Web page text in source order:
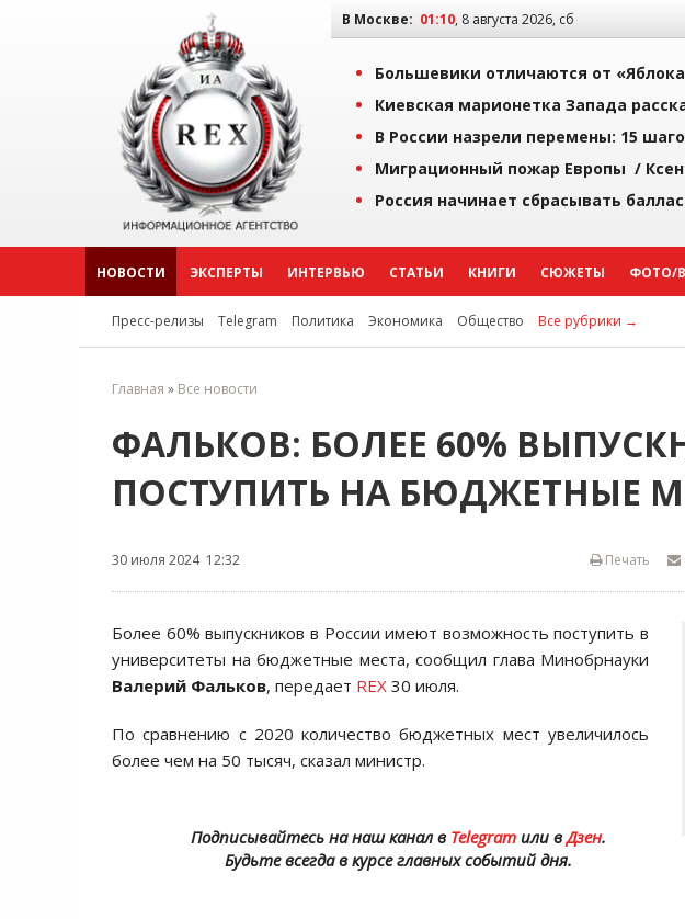
В Москве: 01:10, 8 августа 2026, сб
Большевики отличаются от
Киевская марионетка Запада
В России назрели перемены: 15
Миграционный пожар Европы /
Россия начинает сбрасывать
НОВОСТИ ЭКСПЕРТЫ ИНТЕРВЬЮ СТАТЬИ КНИГИ СЮЖЕТЫ ФОТО/
Пресс-релизы Telegram Политика Экономика Общество Все рубрики →
Главная » Все новости
ФАЛЬКОВ: БОЛЕЕ 60%
ПОСТУПИТЬ НА БЮДЖЕТНЫЕ
30 июля 2024 12:32 Печать
Более 60% выпускников в России имеют возможность поступить в
университеты на бюджетные места, сообщил глава Минобрнауки
Валерий Фальков, передает REX 30 июля.
По сравнению с 2020 количество бюджетных мест увеличилось
более чем на 50 тысяч, сказал министр.
Подписывайтесь на наш канал в Telegramили вДзен.
Будьте всегда в курсе главных событий дня.